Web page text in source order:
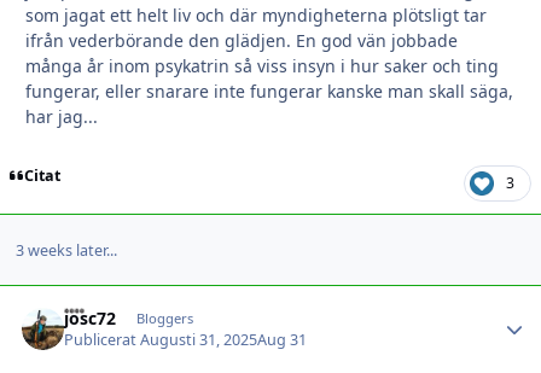
som jagat ett helt liv och där myndigheterna plötsligt tar
ifrån vederbörande den glädjen. En god vän jobbade
många år inom psykatrin så viss insyn i hur saker och ting
fungerar, eller snarare inte fungerar kanske man skall säga,
har jag...
Citat 3
3 weeks later...
josc72 Bloggers
PubliceratAugusti 31, 2025Aug 31